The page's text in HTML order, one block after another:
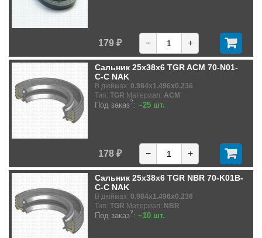
179 ₽ − +
Сальник 25x38x6 TGR ACM 70-N01-
C-C NAK
В дюймах: 0.984x1.496x0.236
Тип: TGR Материал: ACM
Под заказ?: ~25 шт.
178 ₽ − +
Сальник 25x38x6 TGR NBR 70-K01B-
C-C NAK
В дюймах: 0.984x1.496x0.236
Тип: TGR Материал: NBR
Под заказ?: ~10 шт.